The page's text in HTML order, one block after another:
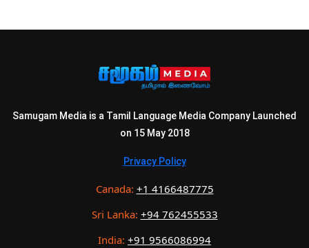
Samugam Media is a Tamil Language Media Company Launched
on 15 May 2018
Privacy Policy
Canada: +1 4166487775
Sri Lanka: +94 762455533
India: +91 9566086994